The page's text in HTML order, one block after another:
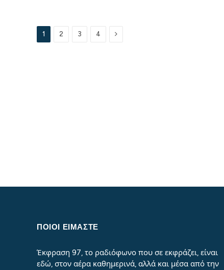
1 2 3 4 Next
ΠΟΙΟΙ ΕΙΜΑΣΤΕ
Έκφραση 97, το ραδιόφωνο που σε εκφράζει, είναι
εδώ, στον αέρα καθημερινά, αλλά και μέσα από την